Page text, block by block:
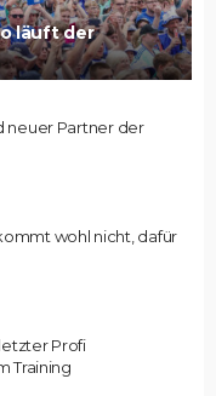
läuft der
neuer Partner der
wohl nicht, dafür
Profi
Training